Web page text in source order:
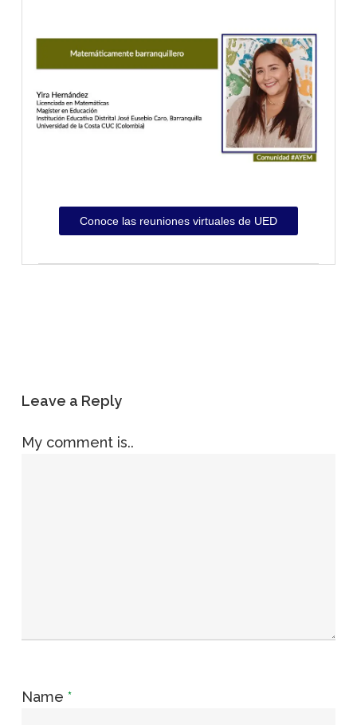
Leave a Reply
My comment is..
Name *